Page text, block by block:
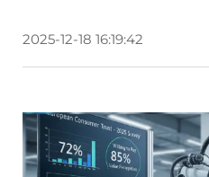
2025-12-18 16:19:42